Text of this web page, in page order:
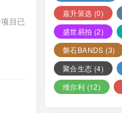
目已
嘉升策选 (0)
盛世易拍 (2)
磐石BANDS (3)
聚合生态 (4)
维尔利 (12)